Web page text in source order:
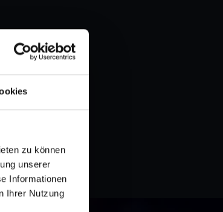
zu können
unserer
Informationen
Ihrer Nutzung